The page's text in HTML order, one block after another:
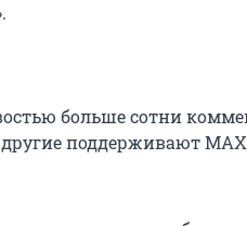
больше сотни
поддерживают